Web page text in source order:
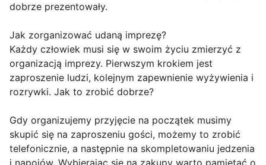
dobrze prezentowały.
Jak zorganizować udaną imprezę?
Każdy człowiek musi się w swoim życiu zmierzyć z
organizacją imprezy. Pierwszym krokiem jest
zaproszenie ludzi, kolejnym zapewnienie wyżywienia i
rozrywki. Jak to zrobić dobrze?
Gdy organizujemy przyjęcie na początek musimy
skupić się na zaproszeniu gości, możemy to zrobić
telefonicznie, a następnie na skompletowaniu jedzenia
i napojów. Wybierając się na zakupy warto pamiętać o